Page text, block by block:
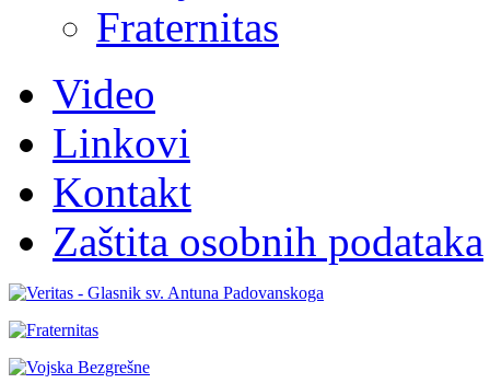
Fraternitas
Video
Linkovi
Kontakt
Zaštita osobnih podataka